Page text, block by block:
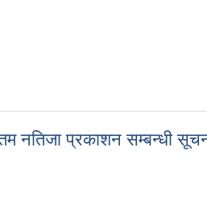
नतिजा प्रकाशन सम्बन्धी